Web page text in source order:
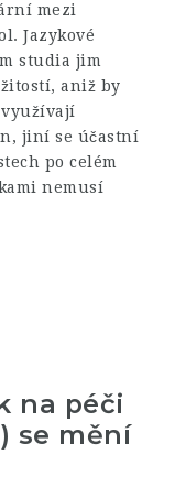
mezi
Jazykové
studia jim
aniž by
jiní se účastní
po celém
nemusí
na péči
se mění